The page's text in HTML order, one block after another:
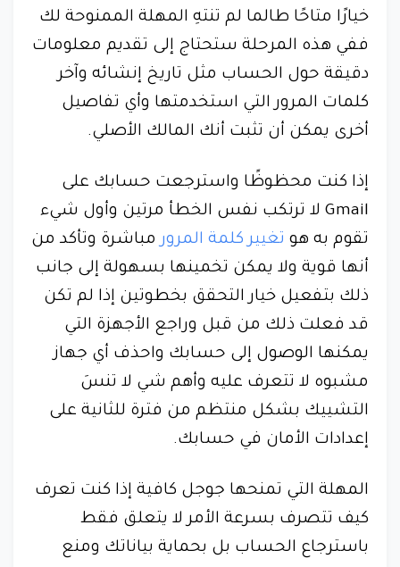
خيارًا متاحًا طالما لم تنتهِ المهلة الممنوحة لك
ففي هذه المرحلة ستحتاج إلى تقديم معلومات
دقيقة حول الحساب مثل تاريخ إنشائه وآخر
كلمات المرور التي استخدمتها وأي تفاصيل
أخرى يمكن أن تثبت أنك المالك الأصلي.
إذا كنت محظوظًا واسترجعت حسابك على
Gmail لا ترتكب نفس الخطأ مرتين وأول شيء
تقوم به هو تغيير كلمة المرورمباشرة وتأكد من
أنها قوية ولا يمكن تخمينها بسهولة إلى جانب
ذلك بتفعيل خيار التحقق بخطوتين إذا لم تكن
قد فعلت ذلك من قبل وراجع الأجهزة التي
يمكنها الوصول إلى حسابك واحذف أي جهاز
مشبوه لا تتعرف عليه وأهم شي لا تنسَ
التشييك بشكل منتظم من فترة للثانية على
إعدادات الأمان في حسابك.
المهلة التي تمنحها جوجل كافية إذا كنت تعرف
كيف تتصرف بسرعة الأمر لا يتعلق فقط
باسترجاع الحساب بل بحماية بياناتك ومنع